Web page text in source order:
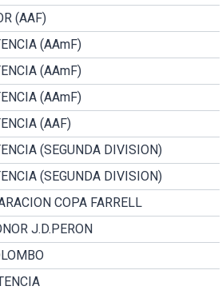
(AAF)
(AAmF)
(AAmF)
(AAmF)
(AAF)
(SEGUNDA DIVISION)
(SEGUNDA DIVISION)
COPA FARRELL
J.D.PERON